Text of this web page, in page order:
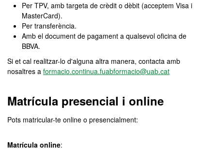
Per TPV, amb targeta de crèdit o dèbit (acceptem Visa i
MasterCard).
Per transferència.
Amb el document de pagament a qualsevol oficina de
BBVA.
Si et cal realitzar-lo d'alguna altra manera, contacta amb
nosaltres a formacio.continua.fuabformacio@uab.cat
Matrícula presencial i online
Pots matricular-te online o presencialment:
Matrícula online: